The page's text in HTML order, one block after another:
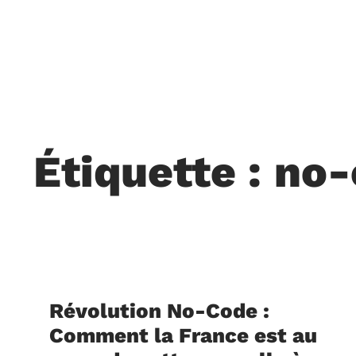
Étiquette :
Révolution No-Code :
Comment la France est au